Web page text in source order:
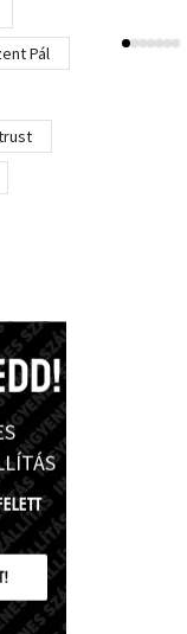
Pál